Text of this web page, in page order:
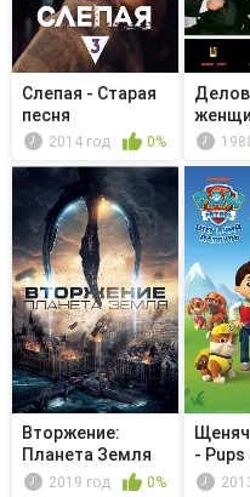
Слепая - Старая
песня
2014 год 0%
Вторжение:
Планета Земля
2019 год 0%
- Pups
Fr...